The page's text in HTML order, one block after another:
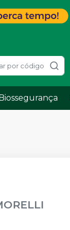
por código